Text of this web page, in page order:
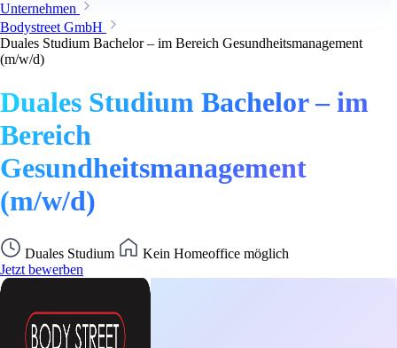
Unternehmen
Bodystreet GmbH
Duales Studium Bachelor – im Bereich Gesundheitsmanagement
(m/w/d)
Duales Studium Bachelor – im
Bereich
Gesundheitsmanagement
(m/w/d)
Duales Studium
Kein Homeoffice möglich
Jetzt bewerben